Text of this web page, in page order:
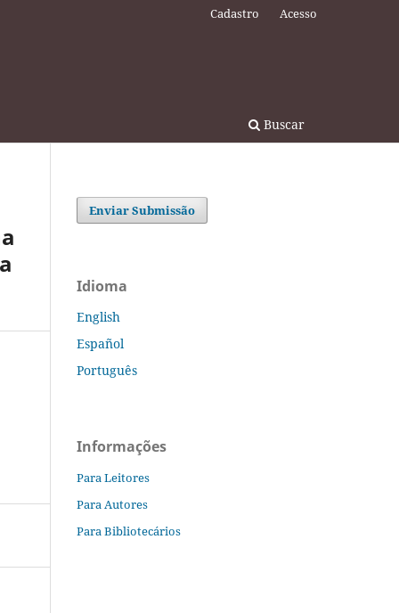
Buscar
Cadastro Acesso
Enviar Submissão
Idioma
English
Español
Português
Informações
Para Leitores
Para Autores
Para Bibliotecários